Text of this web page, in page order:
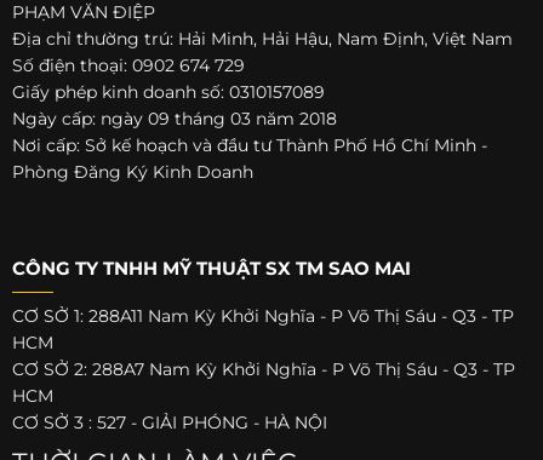
PHẠM VĂN ĐIỆP
Địa chỉ thường trú: Hải Minh, Hải Hậu, Nam Định, Việt Nam
Số điện thoại: 0902 674 729
Giấy phép kinh doanh số: 0310157089
Ngày cấp: ngày 09 tháng 03 năm 2018
Nơi cấp: Sở kế hoạch và đầu tư Thành Phố Hồ Chí Minh -
Phòng Đăng Ký Kinh Doanh
CÔNG TY TNHH MỸ THUẬT SX TM SAO MAI
CƠ SỞ 1: 288A11 Nam Kỳ Khởi Nghĩa - P Võ Thị Sáu - Q3 - TP
HCM
CƠ SỞ 2: 288A7 Nam Kỳ Khởi Nghĩa - P Võ Thị Sáu - Q3 - TP
HCM
CƠ SỞ 3 : 527 - GIẢI PHÓNG - HÀ NỘI